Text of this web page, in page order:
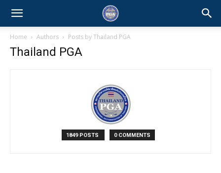
Home Authors Posts by Thailand PGA
Thailand PGA
1849 POSTS 0 COMMENTS